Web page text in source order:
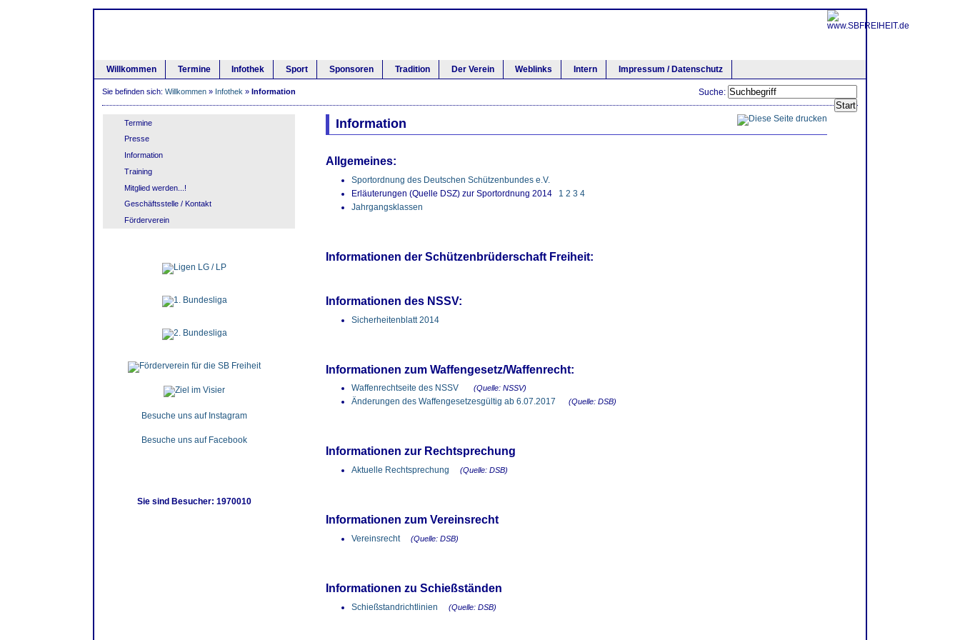
Willkommen Termine Infothek Sport Sponsoren Tradition Der Verein Weblinks Intern Impressum / Datenschutz
Suche:
Sie befinden sich: Willkommen» Infothek » Information
Termine
Presse
Information
Training
Mitglied werden...!
Geschäftsstelle / Kontakt
Förderverein
Besuche uns auf Instagram
Besuche uns auf Facebook
Sie sind Besucher: 1970010
Information
Allgemeines:
Sportordnung des Deutschen Schützenbundes e.V.
Erläuterungen (Quelle DSZ) zur Sportordnung 2014 1 2 3 4
Jahrgangsklassen
Informationen der Schützenbrüderschaft Freiheit:
Informationen des NSSV:
Sicherheitenblatt 2014
Informationen zum Waffengesetz/Waffenrecht:
Waffenrechtseite des NSSV (Quelle: NSSV)
Änderungen des Waffengesetzesgültig ab 6.07.2017 (Quelle: DSB)
Informationen zur Rechtsprechung
Aktuelle Rechtsprechung (Quelle: DSB)
Informationen zum Vereinsrecht
Vereinsrecht (Quelle: DSB)
Informationen zu Schießständen
Schießstandrichtlinien (Quelle: DSB)